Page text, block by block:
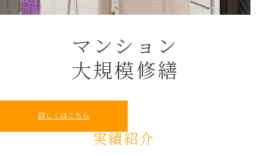
マンション
大規模修繕
詳しくはこちら
実績紹介